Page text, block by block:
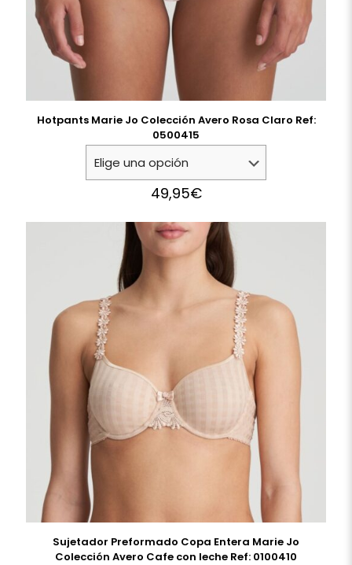
Hotpants Marie Jo Colección Avero Rosa Claro Ref:
0500415
49,95€
Sujetador Preformado Copa Entera Marie Jo
Colección Avero Cafe con leche Ref: 0100410